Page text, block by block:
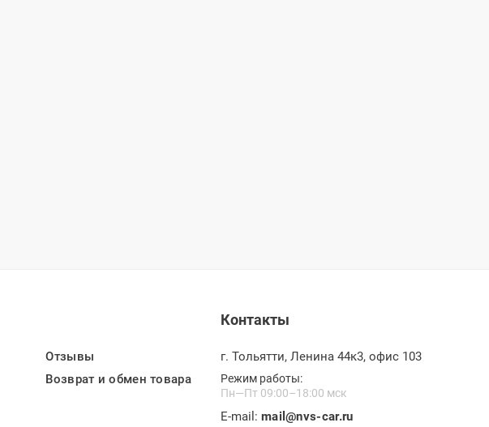
Отзывы
Возврат и обмен товара
Контакты
г. Тольятти, Ленина 44к3, офис 103
Режим работы:
Пн—Пт 09:00–18:00 мск
E-mail: mail@nvs-car.ru